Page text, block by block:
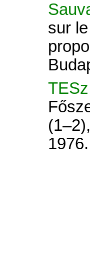
sur
TESz
1976.